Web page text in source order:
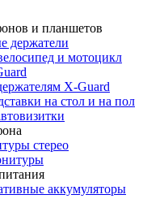
и планшетов
держатели
и мотоцикл
X-Guard
на стол и на пол
стерео
аккумуляторы